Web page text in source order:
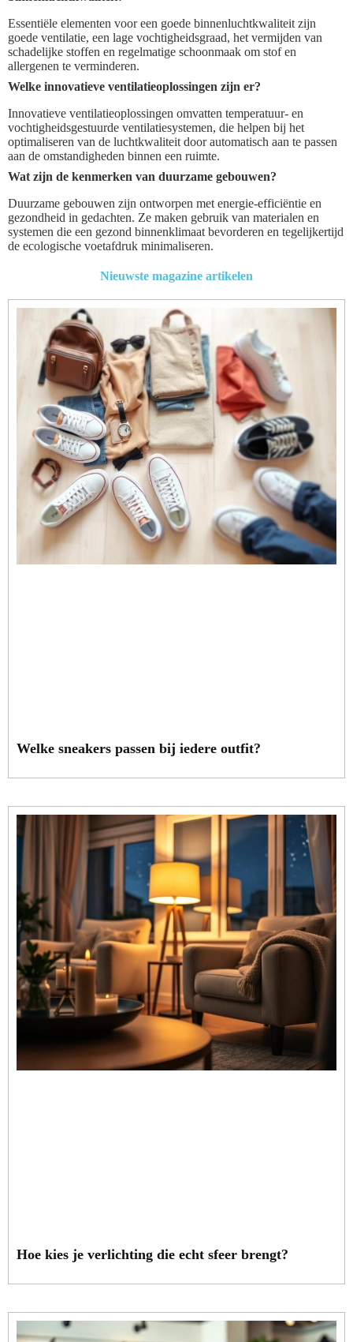
Essentiële elementen voor een goede binnenluchtkwaliteit zijn
goede ventilatie, een lage vochtigheidsgraad, het vermijden van
schadelijke stoffen en regelmatige schoonmaak om stof en
allergenen te verminderen.
Welke innovatieve ventilatieoplossingen zijn er?
Innovatieve ventilatieoplossingen omvatten temperatuur- en
vochtigheidsgestuurde ventilatiesystemen, die helpen bij het
optimaliseren van de luchtkwaliteit door automatisch aan te passen
aan de omstandigheden binnen een ruimte.
Wat zijn de kenmerken van duurzame gebouwen?
Duurzame gebouwen zijn ontworpen met energie-efficiëntie en
gezondheid in gedachten. Ze maken gebruik van materialen en
systemen die een gezond binnenklimaat bevorderen en tegelijkertijd
de ecologische voetafdruk minimaliseren.
Nieuwste magazine artikelen
Welke sneakers passen bij iedere outfit?
Hoe kies je verlichting die echt sfeer brengt?